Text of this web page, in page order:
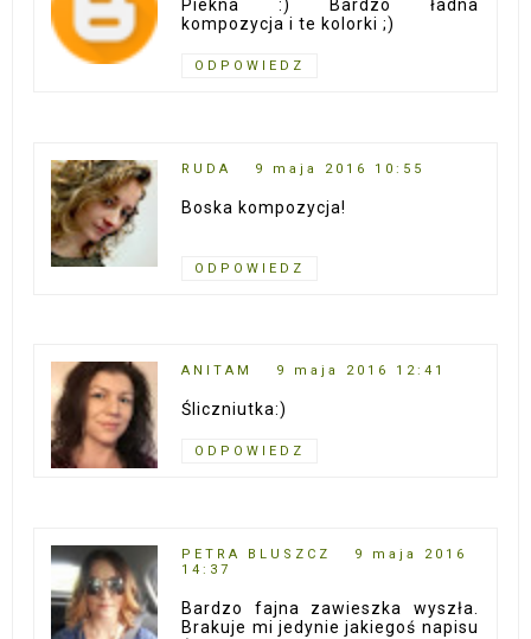
Piekna :) Bardzo ładna
kompozycja i te kolorki ;)
ODPOWIEDZ
RUDA 9 maja 2016 10:55
Boska kompozycja!
ODPOWIEDZ
ANITAM 9 maja 2016 12:41
Śliczniutka:)
ODPOWIEDZ
PETRA BLUSZCZ
9 maja 2016
14:37
Bardzo fajna zawieszka wyszła.
Brakuje mi jedynie jakiegoś napisu